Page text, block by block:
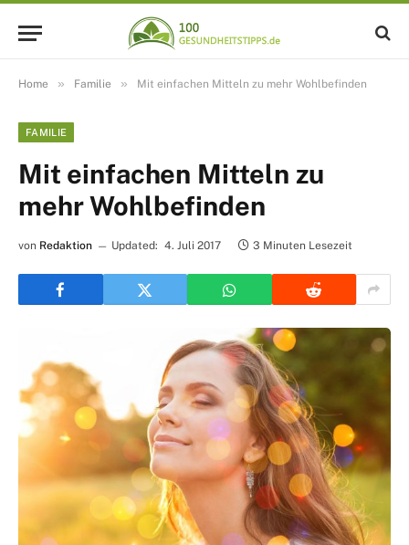
Home » Familie » Mit einfachen Mitteln zu mehr Wohlbefinden
FAMILIE
Mit einfachen Mitteln zu
mehr Wohlbefinden
von Redaktion Updated: 4. Juli 2017 3 Minuten Lesezeit